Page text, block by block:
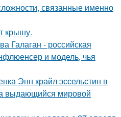
связанные именно
крышу.
Галаган - российская
и модель, чья
Энн крайл эссельстин в
выдающийся мировой